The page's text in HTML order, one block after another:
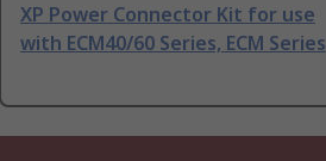
XP Power Connector Kit for use
with ECM40/60 Series, ECM Series